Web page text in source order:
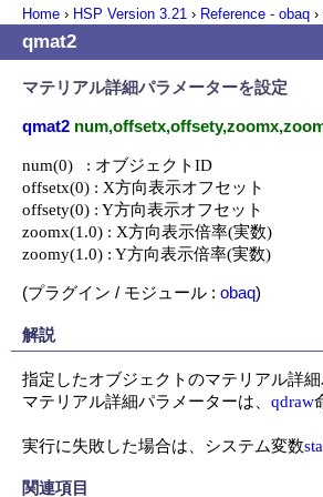
Home › HSP Version 3.21 › Reference - obaq ›
qmat2
マテリアル詳細パラメーターを設定
qmat2
num(0)   : オブジェクトID
offsetx(0) : X方向表示オフセット
offsety(0) : Y方向表示オフセット
zoomx(1.0) : X方向表示倍率(実数)
zoomy(1.0) : Y方向表示倍率(実数)
(プラグイン / モジュール : obaq)
解説
指定したオブジェクトのマテリアル詳
マテリアル詳細パラメーターは、 qdraw
実行に失敗した場合は、システム変数
関連項目